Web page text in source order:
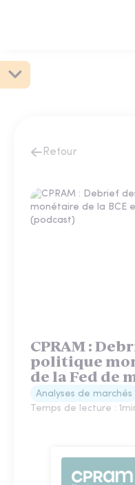
Retour
CPRAM :
politique
de la Fed de
Analyses de marchés
Temps de lecture : 1